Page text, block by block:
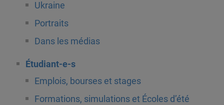
Ukraine
Portraits
Dans les médias
Étudiant-e-s
Emplois, bourses et stages
Formations, simulations et Écoles d’été